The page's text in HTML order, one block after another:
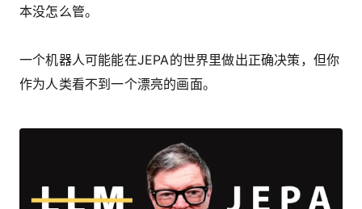
本没怎么管。
一个机器人可能能在JEPA的世界里做出正确决策，但你
作为人类看不到一个漂亮的画面。